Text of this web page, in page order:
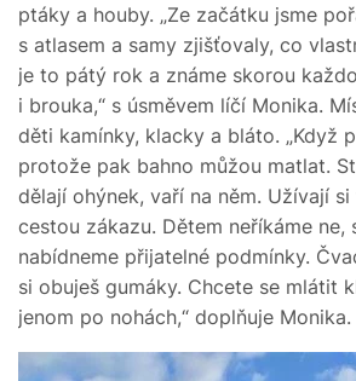
ptáky a houby. „Ze začátku jsme
s atlasem a samy zjišťovaly, co
je to pátý rok a známe skorou
i brouka,“ s úsměvem líčí Monika.
děti kamínky, klacky a bláto. „Když
protože pak bahno můžou matlat.
dělají ohýnek, vaří na něm. Užívají
cestou zákazu. Dětem neříkáme ne,
nabídneme přijatelné podmínky.
si obuješ gumáky. Chcete se mlátit
jenom po nohách,“ doplňuje Monika.